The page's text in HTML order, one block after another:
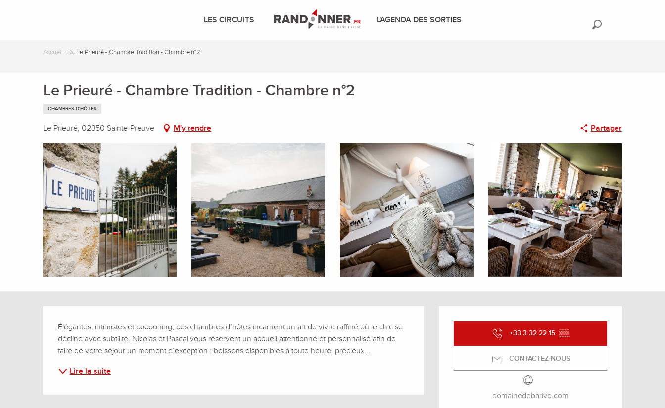
LES CIRCUITS L'AGENDA DES SORTIES
Accueil Le Prieuré - Chambre Tradition - Chambre n°2
Le Prieuré - Chambre Tradition - Chambre n°2
CHAMBRES D'HÔTES
Le Prieuré, 02350 Sainte-Preuve M'y rendre Partager
Ouverture et
+33 3 32 22 15 ▒▒
CONTACTEZ-NOUS
domainedebarive.com
Description
Élégantes, intimistes et cocooning, ces chambres d’hôtes incarnent un art de vivre raffiné où le chic se
décline avec subtilité. Nicolas et Pascal vous réservent un accueil attentionné et personnalisé afin de
faire de votre séjour un moment d’exception : boissons disponibles à toute heure, précieux...
Lire la suite